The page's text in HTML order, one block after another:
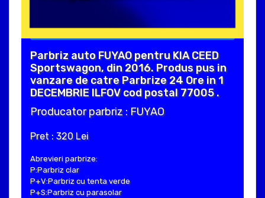
Parbriz auto FUYAO pentru KIA CEED
Sportswagon, din 2016. Produs pus in
vanzare de catre Parbrize 24 Ore in 1
DECEMBRIE ILFOV cod postal 77005 .
Producator parbriz : FUYAO
Pret : 320 Lei
Abrevieri parbrize:
P:Parbriz clar
P+V:Parbriz cu tenta verde
P+S:Parbriz cu parasolar